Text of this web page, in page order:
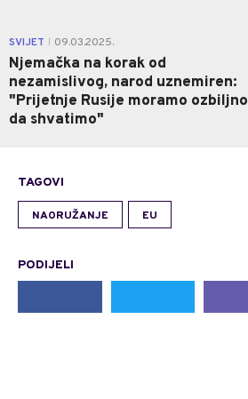
SVIJET 09.03.2025.
Njemačka na korak od
nezamislivog, narod uznemiren:
"Prijetnje Rusije moramo ozbiljno
da shvatimo"
TAGOVI
NAORUŽANJE EU
PODIJELI